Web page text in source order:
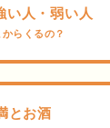
い人・弱い人
らくるの？
とお酒